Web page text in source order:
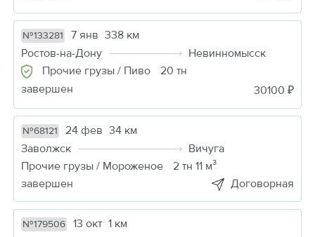
№133281 7 янв 338 км
Ростов-на-Дону
Невинномысск
Прочие грузы / Пиво
20 тн
завершен
30100 ₽
№68121 24 фев 34 км
Заволжск
Вичуга
Прочие грузы / Мороженое
2 тн 11 м³
завершен
Договорная
№179506 13 окт 1 км